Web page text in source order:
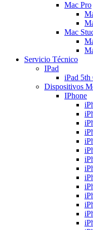
Mac Pro
Mac
Servicio Técnico
IPad
iPad 5th
Dispositivos
IPhone